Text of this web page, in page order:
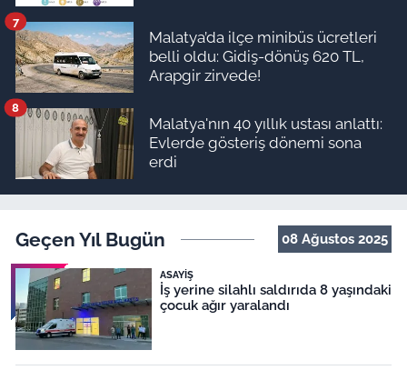
Malatya’da ilçe minibüs ücretleri
belli oldu: Gidiş-dönüş 620 TL,
Arapgir zirvede!
7
Malatya'nın 40 yıllık ustası anlattı:
Evlerde gösteriş dönemi sona
erdi
8
Geçen Yıl Bugün 08 Ağustos 2025
ASAYIŞ
İş yerine silahlı saldırıda 8 yaşındaki
çocuk ağır yaralandı